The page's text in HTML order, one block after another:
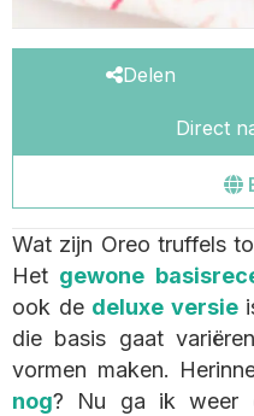
Delen
Direct
Wat zijn Oreo truffels
Het gewone
ook de deluxe versie
die basis gaat
vormen maken.
nog? Nu ga ik weer